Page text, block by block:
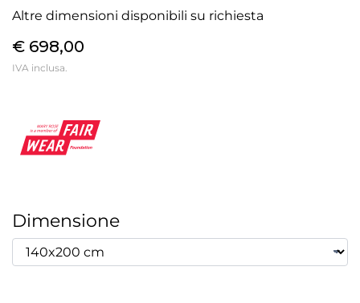
Altre dimensioni disponibili su richiesta
€ 698,00
IVA inclusa.
Dimensione